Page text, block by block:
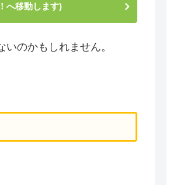
へ移動します)
のかもしれません。